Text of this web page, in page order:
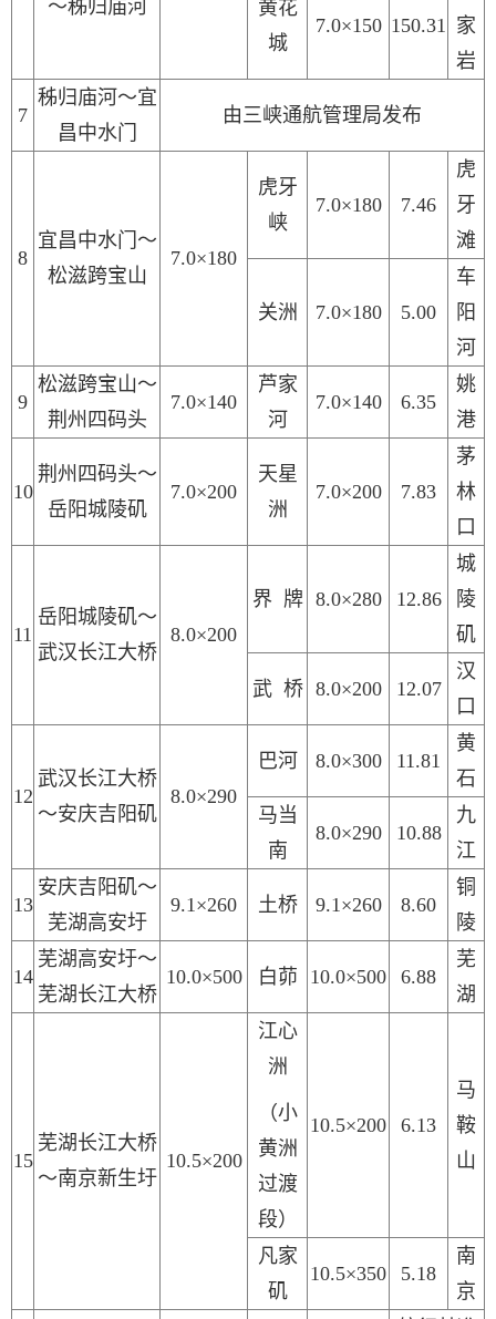
～秭归庙河
黄花
城
7.0×150 150.31 家
岩
7
秭归庙河～宜
昌中水门
由三峡通航管理局发布
8
宜昌中水门～
松滋跨宝山
7.0×180
虎牙
峡
7.0×180 7.46
虎
牙
滩
关洲 7.0×180 5.00
车
阳
河
9
松滋跨宝山～
荆州四码头
7.0×140
芦家
河
7.0×140 6.35
姚
港
10
荆州四码头～
岳阳城陵矶
7.0×200
天星
洲
7.0×200 7.83
茅
林
口
11
岳阳城陵矶～
武汉长江大桥
8.0×200
界 牌 8.0×280 12.86
城
陵
矶
武 桥 8.0×200 12.07
汉
口
12
武汉长江大桥
～安庆吉阳矶
8.0×290
巴河 8.0×300 11.81
黄
石
马当
南
8.0×290 10.88
九
江
13
安庆吉阳矶～
芜湖高安圩
9.1×260 土桥 9.1×260 8.60
铜
陵
14
芜湖高安圩～
芜湖长江大桥
10.0×500 白茆 10.0×500 6.88
芜
湖
15
芜湖长江大桥
～南京新生圩
10.5×200
江心
洲
（小
黄洲
过渡
段）
10.5×200 6.13
马
鞍
山
凡家
矶
10.5×350 5.18
南
京